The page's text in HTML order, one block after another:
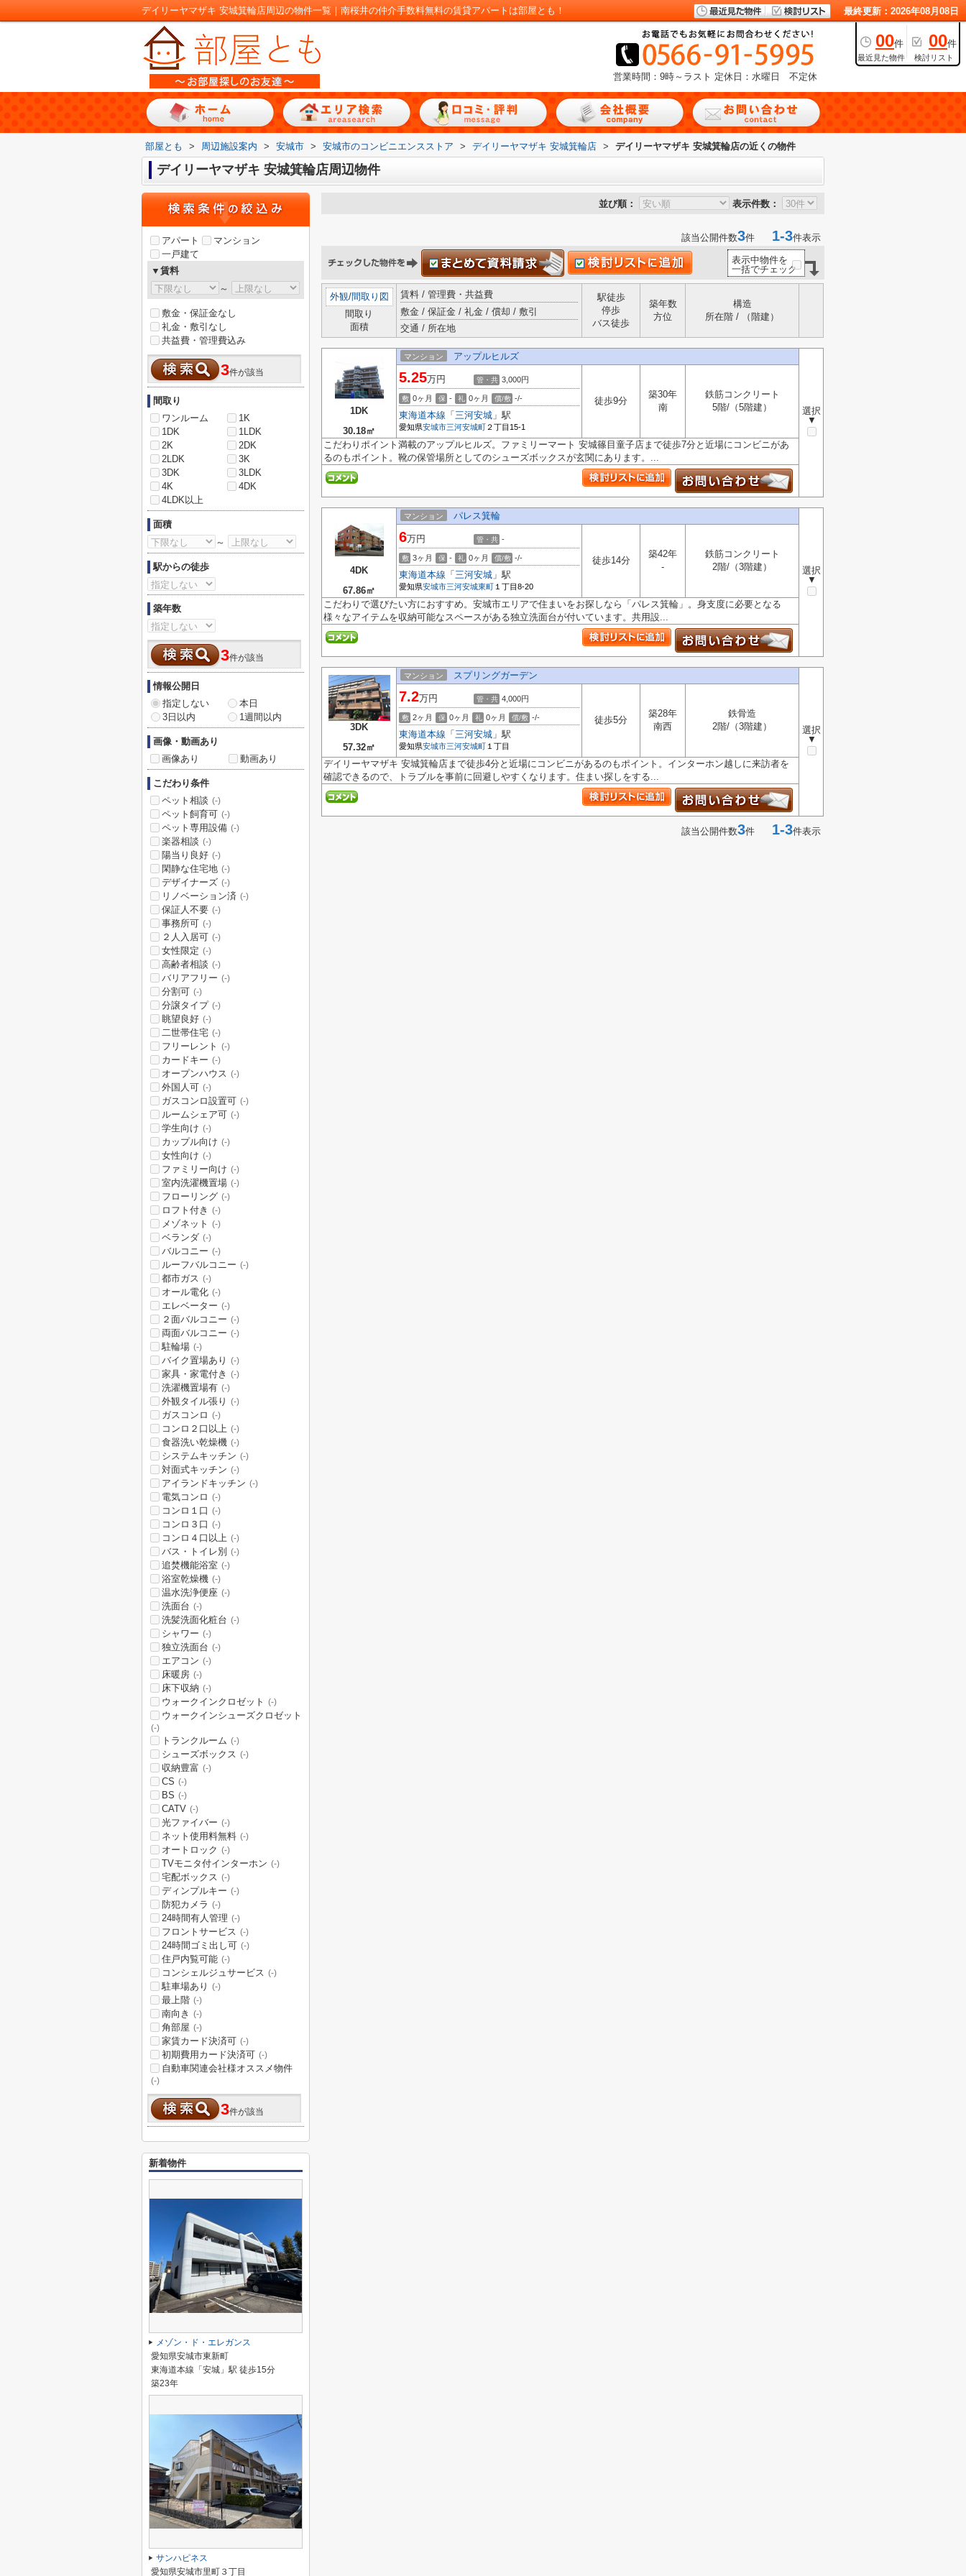
デイリーヤマザキ 安城箕輪店周辺の物件一覧｜南桜井の仲介手数料無料の賃貸アパートは部屋とも！ 最終更新：2026年08月08日
00件
最近見た物件
00件
検討リスト
営業時間：9時～ラスト 定休日：水曜日 不定休
部屋とも > 周辺施設案内 > 安城市 > 安城市のコンビニエンスストア > デイリーヤマザキ 安城箕輪店 > デイリーヤマザキ 安城箕輪店の近くの物件
デイリーヤマザキ 安城箕輪店周辺物件
並び順： 表示件数：
該当公開件数3件 1-3件表示
表示中物件を
一括でチェック
外観/間取り図
間取り
面積
賃料 / 管理費・共益費
敷金 / 保証金 / 礼金 / 償却 / 敷引
交通 / 所在地
駅徒歩
停歩
バス徒歩
築年数
方位
構造
所在階 / （階建）
1DK
30.18㎡
マンション アップルヒルズ
選択
▼
5.25万円 管・共 3,000円
敷 0ヶ月 保 - 礼 0ヶ月 償/敷 -/-
東海道本線 「 三河安城 」駅
愛知県安城市三河安城町 ２丁目15-1
徒歩9分
築30年
南
鉄筋コンクリート
5階/（5階建）
こだわりポイント満載のアップルヒルズ。ファミリーマート 安城篠目童子店まで徒歩7分と近場にコンビニがあ
るのもポイント。靴の保管場所としてのシューズボックスが玄関にあります。...
4DK
67.86㎡
マンション パレス箕輪
選択
▼
6万円 管・共 -
敷 3ヶ月 保 - 礼 0ヶ月 償/敷 -/-
東海道本線 「 三河安城 」駅
愛知県安城市三河安城東町 １丁目8-20
徒歩14分
築42年
-
鉄筋コンクリート
2階/（3階建）
こだわりで選びたい方におすすめ。安城市エリアで住まいをお探しなら「パレス箕輪」。身支度に必要となる
様々なアイテムを収納可能なスペースがある独立洗面台が付いています。共用設...
3DK
57.32㎡
マンション スプリングガーデン
選択
▼
7.2万円 管・共 4,000円
敷 2ヶ月 保 0ヶ月 礼 0ヶ月 償/敷 -/-
東海道本線 「 三河安城 」駅
愛知県安城市三河安城町 １丁目
徒歩5分
築28年
南西
鉄骨造
2階/（3階建）
デイリーヤマザキ 安城箕輪店まで徒歩4分と近場にコンビニがあるのもポイント。インターホン越しに来訪者を
確認できるので、トラブルを事前に回避しやすくなります。住まい探しをする...
該当公開件数3件 1-3件表示
アパート
マンション
一戸建て
▼賃料
～
敷金・保証金なし
礼金・敷引なし
共益費・管理費込み
3件が該当
間取り
ワンルーム
1K
1DK
1LDK
2K
2DK
2LDK
3K
3DK
3LDK
4K
4DK
4LDK以上
面積
～
駅からの徒歩
築年数
3件が該当
情報公開日
指定しない
本日
3日以内
1週間以内
画像・動画あり
画像あり
動画あり
こだわり条件
ペット相談 (-)
ペット飼育可 (-)
ペット専用設備 (-)
楽器相談 (-)
陽当り良好 (-)
閑静な住宅地 (-)
デザイナーズ (-)
リノベーション済 (-)
保証人不要 (-)
事務所可 (-)
２人入居可 (-)
女性限定 (-)
高齢者相談 (-)
バリアフリー (-)
分割可 (-)
分譲タイプ (-)
眺望良好 (-)
二世帯住宅 (-)
フリーレント (-)
カードキー (-)
オープンハウス (-)
外国人可 (-)
ガスコンロ設置可 (-)
ルームシェア可 (-)
学生向け (-)
カップル向け (-)
女性向け (-)
ファミリー向け (-)
室内洗濯機置場 (-)
フローリング (-)
ロフト付き (-)
メゾネット (-)
ベランダ (-)
バルコニー (-)
ルーフバルコニー (-)
都市ガス (-)
オール電化 (-)
エレベーター (-)
２面バルコニー (-)
両面バルコニー (-)
駐輪場 (-)
バイク置場あり (-)
家具・家電付き (-)
洗濯機置場有 (-)
外観タイル張り (-)
ガスコンロ (-)
コンロ２口以上 (-)
食器洗い乾燥機 (-)
システムキッチン (-)
対面式キッチン (-)
アイランドキッチン (-)
電気コンロ (-)
コンロ１口 (-)
コンロ３口 (-)
コンロ４口以上 (-)
バス・トイレ別 (-)
追焚機能浴室 (-)
浴室乾燥機 (-)
温水洗浄便座 (-)
洗面台 (-)
洗髪洗面化粧台 (-)
シャワー (-)
独立洗面台 (-)
エアコン (-)
床暖房 (-)
床下収納 (-)
ウォークインクロゼット (-)
ウォークインシューズクロゼット
(-)
トランクルーム (-)
シューズボックス (-)
収納豊富 (-)
CS (-)
BS (-)
CATV (-)
光ファイバー (-)
ネット使用料無料 (-)
オートロック (-)
TVモニタ付インターホン (-)
宅配ボックス (-)
ディンプルキー (-)
防犯カメラ (-)
24時間有人管理 (-)
フロントサービス (-)
24時間ゴミ出し可 (-)
住戸内覧可能 (-)
コンシェルジュサービス (-)
駐車場あり (-)
最上階 (-)
南向き (-)
角部屋 (-)
家賃カード決済可 (-)
初期費用カード決済可 (-)
自動車関連会社様オススメ物件
(-)
3件が該当
新着物件
メゾン・ド・エレガンス
愛知県安城市東新町
東海道本線「安城」駅 徒歩15分
築23年
サンハピネス
愛知県安城市里町３丁目